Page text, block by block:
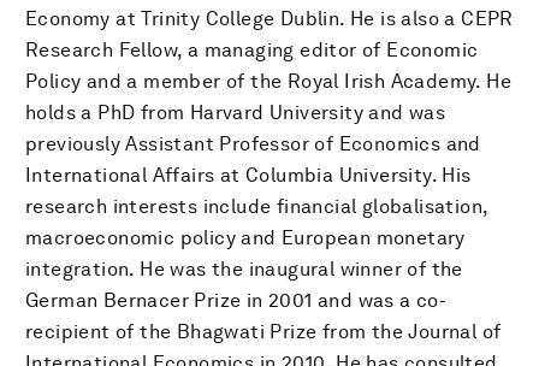
Economy at Trinity College Dublin. He is also a CEPR
Research Fellow, a managing editor of Economic
Policy and a member of the Royal Irish Academy. He
holds a PhD from Harvard University and was
previously Assistant Professor of Economics and
International Affairs at Columbia University. His
research interests include financial globalisation,
macroeconomic policy and European monetary
integration. He was the inaugural winner of the
German Bernacer Prize in 2001 and was a co-
recipient of the Bhagwati Prize from the Journal of